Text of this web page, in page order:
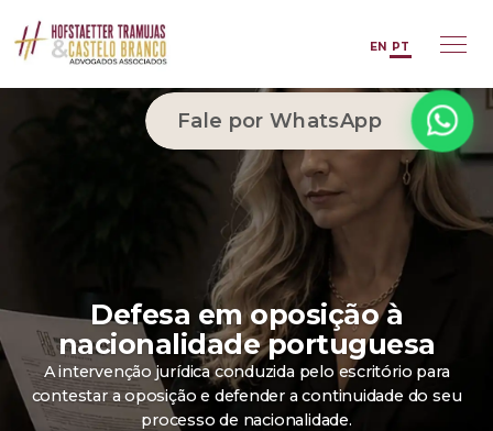
EN PT
Fale por WhatsApp
Defesa em oposição à
nacionalidade portuguesa
A intervenção jurídica conduzida pelo escritório para
contestar a oposição e defender a continuidade do seu
processo de nacionalidade.